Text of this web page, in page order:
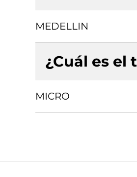
MEDELLIN
¿Cuál es el
MICRO